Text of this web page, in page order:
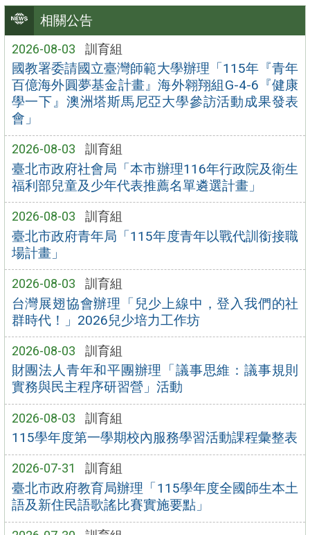
相關公告
2026-08-03 訓育組
國教署委請國立臺灣師範大學辦理「115年『青年
百億海外圓夢基金計畫』海外翱翔組G-4-6『健康
學一下』澳洲塔斯馬尼亞大學參訪活動成果發表
會」
2026-08-03 訓育組
臺北市政府社會局「本市辦理116年行政院及衛生
福利部兒童及少年代表推薦名單遴選計畫」
2026-08-03 訓育組
臺北市政府青年局「115年度青年以戰代訓銜接職
場計畫」
2026-08-03 訓育組
台灣展翅協會辦理「兒少上線中，登入我們的社
群時代！」2026兒少培力工作坊
2026-08-03 訓育組
財團法人青年和平團辦理「議事思維：議事規則
實務與民主程序研習營」活動
2026-08-03 訓育組
115學年度第一學期校內服務學習活動課程彙整表
2026-07-31 訓育組
臺北市政府教育局辦理「115學年度全國師生本土
語及新住民語歌謠比賽實施要點」